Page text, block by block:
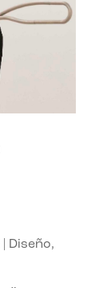
Diseño,